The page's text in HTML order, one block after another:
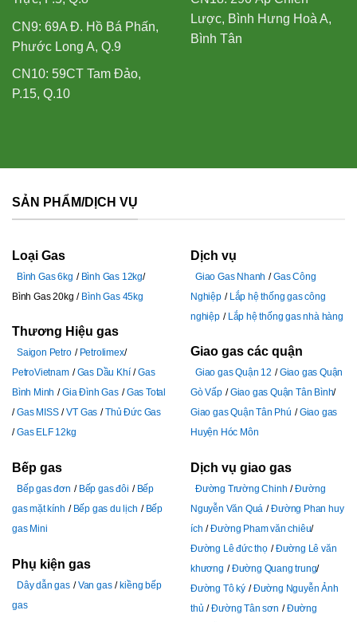
CN9: 69A Đ. Hồ Bá Phấn,
Phước Long A, Q.9
CN10: 59CT Tam Đảo,
P.15, Q.10
Lược, Bình Hưng Hoà A,
Bình Tân
SẢN PHẨM/DỊCH VỤ
Loại Gas
Bình Gas 6kg
Bình Gas 12kg
Bình Gas 20kg
Bình Gas 45kg
Thương Hiệu gas
Saigon Petro
Petrolimex
PetroVietnam
Gas Dầu Khí
Gas
Bình Minh
Gia Đình Gas
Gas Total
Gas MISS
VT Gas
Thủ Đức Gas
Gas ELF 12kg
Bếp gas
Bếp gas đơn Bếp gas đôi
Bếp
gas mặt kính
Bếp gas du lịch
Bếp
gas Mini
Phụ kiện gas
Dây dẫn gas Van gas
kiềng bếp
gas
Dịch vụ
Giao Gas Nhanh
Gas Công
Nghiệp
Lắp hệ thống gas công
nghiệp
Lắp hệ thống gas nhà hàng
Giao gas các quận
Giao gas Quận 12
Giao gas Quận
Gò Vấp
Giao gas Quận Tân Bình
Giao gas Quận Tân Phú
Giao gas
Huyện Hóc Môn
Dịch vụ giao gas
Đường Trường Chinh
Đường
Nguyễn Văn Quá
Đường Phan huy
ích
Đường Pham văn chiêu
Đường Lê đức thọ
Đường Lê văn
khương
Đường Quang trung
Đường Tô ký
Đường Nguyễn Ảnh
thủ
Đường Tân sơn
Đường